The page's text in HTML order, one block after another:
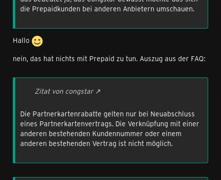
die Prepaidkunden bei anderen Anbietern umschauen.
Hallo
nein, das hat nichts mit Prepaid zu tun. Auszug aus der FAQ:
Zitat von congstar
Die Partnerkartenrabatte gelten nur bei Neuabschluss
eines Partnerkartenvertrags. Die Verknüpfung mit einer
anderen bestehenden Kundennummer oder einem
anderen bestehenden Vertrag ist nicht möglich.